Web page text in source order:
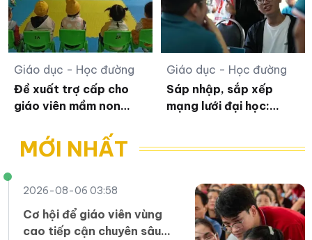
Giáo dục - Học đường
Đề xuất trợ cấp cho
giáo viên mầm non
được hưởng chế độ
Giáo dục - Học đường
Sáp nhập, sắp xếp
mạng lưới đại học:
MỚI NHẤT
2026-08-06 03:58
Cơ hội để giáo viên vùng
cao tiếp cận chuyên sâu